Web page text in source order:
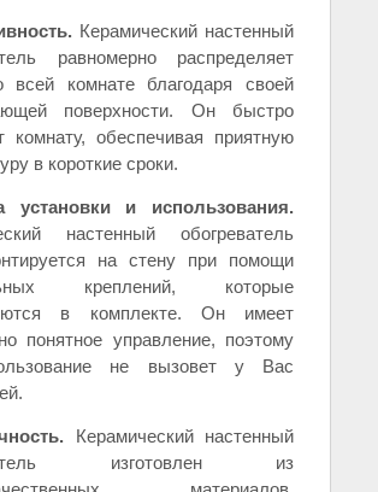
Керамический настенный
равномерно распределяет
всей комнате благодаря своей
поверхности. Он быстро
комнату, обеспечивая приятную
в короткие сроки.
установки и использования.
настенный обогреватель
на стену при помощи
креплений, которые
в комплекте. Он имеет
понятное управление, поэтому
не вызовет у Вас
Керамический настенный
изготовлен из